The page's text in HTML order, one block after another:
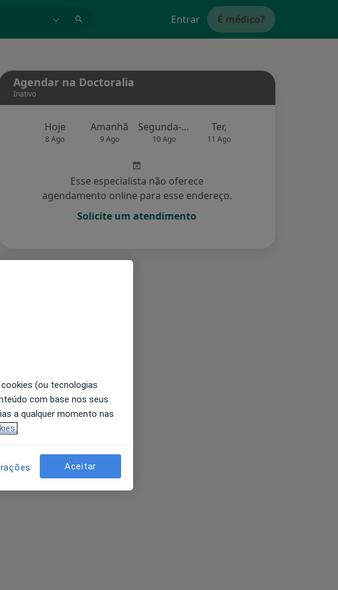
Entrar É médico?
Agendar na Doctoralia
Inativo
Hoje
8 Ago
Amanhã
9 Ago
Segunda-feira
10 Ago
Ter,
11 Ago
Esse especialista não oferece
agendamento online para esse endereço.
Solicite um atendimento
(ou tecnologias
com base nos seus
a qualquer momento nas
Aceitar